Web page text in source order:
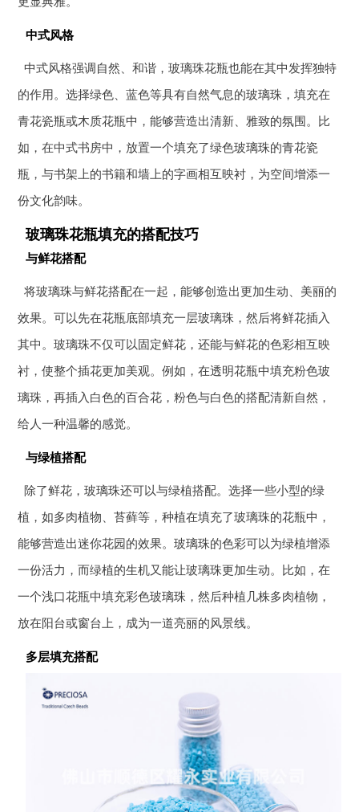
中式风格
中式风格强调自然、和谐，玻璃珠花瓶也能在其中发挥独特
的作用。选择绿色、蓝色等具有自然气息的玻璃珠，填充在
青花瓷瓶或木质花瓶中，能够营造出清新、雅致的氛围。比
如，在中式书房中，放置一个填充了绿色玻璃珠的青花瓷
瓶，与书架上的书籍和墙上的字画相互映衬，为空间增添一
份文化韵味。
玻璃珠花瓶填充的搭配技巧
与鲜花搭配
将玻璃珠与鲜花搭配在一起，能够创造出更加生动、美丽的
效果。可以先在花瓶底部填充一层玻璃珠，然后将鲜花插入
其中。玻璃珠不仅可以固定鲜花，还能与鲜花的色彩相互映
衬，使整个插花更加美观。例如，在透明花瓶中填充粉色玻
璃珠，再插入白色的百合花，粉色与白色的搭配清新自然，
给人一种温馨的感觉。
与绿植搭配
除了鲜花，玻璃珠还可以与绿植搭配。选择一些小型的绿
植，如多肉植物、苔藓等，种植在填充了玻璃珠的花瓶中，
能够营造出迷你花园的效果。玻璃珠的色彩可以为绿植增添
一份活力，而绿植的生机又能让玻璃珠更加生动。比如，在
一个浅口花瓶中填充彩色玻璃珠，然后种植几株多肉植物，
放在阳台或窗台上，成为一道亮丽的风景线。
多层填充搭配